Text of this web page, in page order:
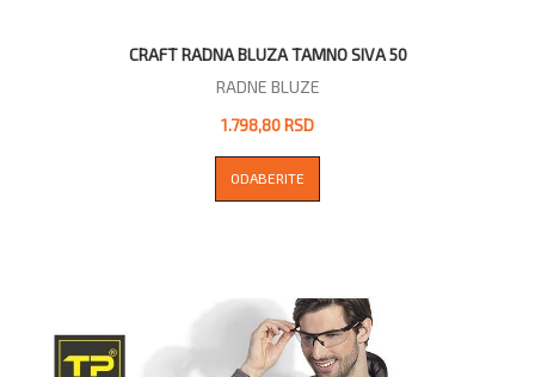
CRAFT RADNA BLUZA TAMNO SIVA 50
RADNE BLUZE
1.798,80 RSD
ODABERITE